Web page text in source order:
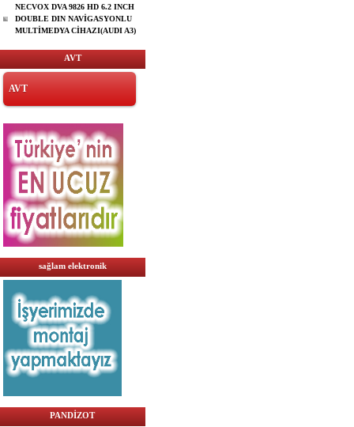
NECVOX DVA 9826 HD 6.2 INCH
DOUBLE DIN NAVİGASYONLU
MULTİMEDYA CİHAZI(AUDI A3)
AVT
AVT
sağlam elektronik
PANDİZOT